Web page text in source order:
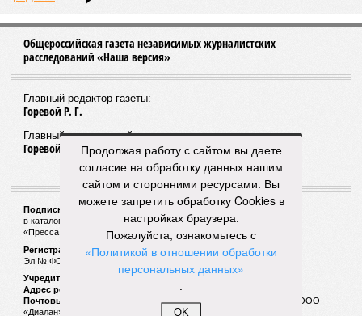
абитуриентов в Ленинградской области
05/08
В метро Петербурга может появиться первый
глубокий лифт для пассажиров
04/08
На петербургских АЗС отменили большинство
ограничений
НОВОСТИ ПАРТНЕРОВ
Новости smi2.ru
ЕЩЕ ИЗ РАЗДЕЛА «ОБЩЕСТВО»
Продолжая работу с сайтом вы даете
согласие на обработку данных нашим
сайтом и сторонними ресурсами. Вы
можете запретить обработку Cookies в
настройках браузера.
Пожалуйста, ознакомьтесь с
«Политикой в отношении обработки
персональных данных»
.
OK